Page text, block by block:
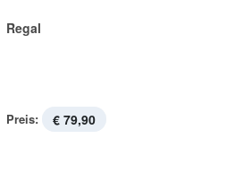
Regal
Preis: € 79,90